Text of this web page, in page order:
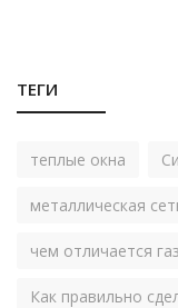
ТЕГИ
теплые окна
металлическая
чем отличается
Как правильно